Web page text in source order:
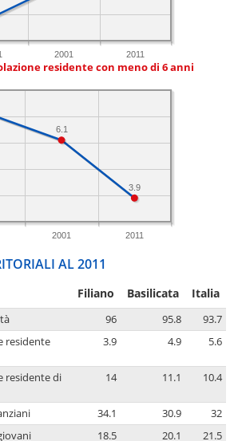
2001 2011
residente con meno di 6 anni
2001 2011
3.9
6.1
AL 2011
Filiano Basilicata Italia
96 95.8
93.7
residente
3.9 4.9 5.6
residente di
14 11.1 10.4
34.1 30.9
32
18.5 20.1
21.5